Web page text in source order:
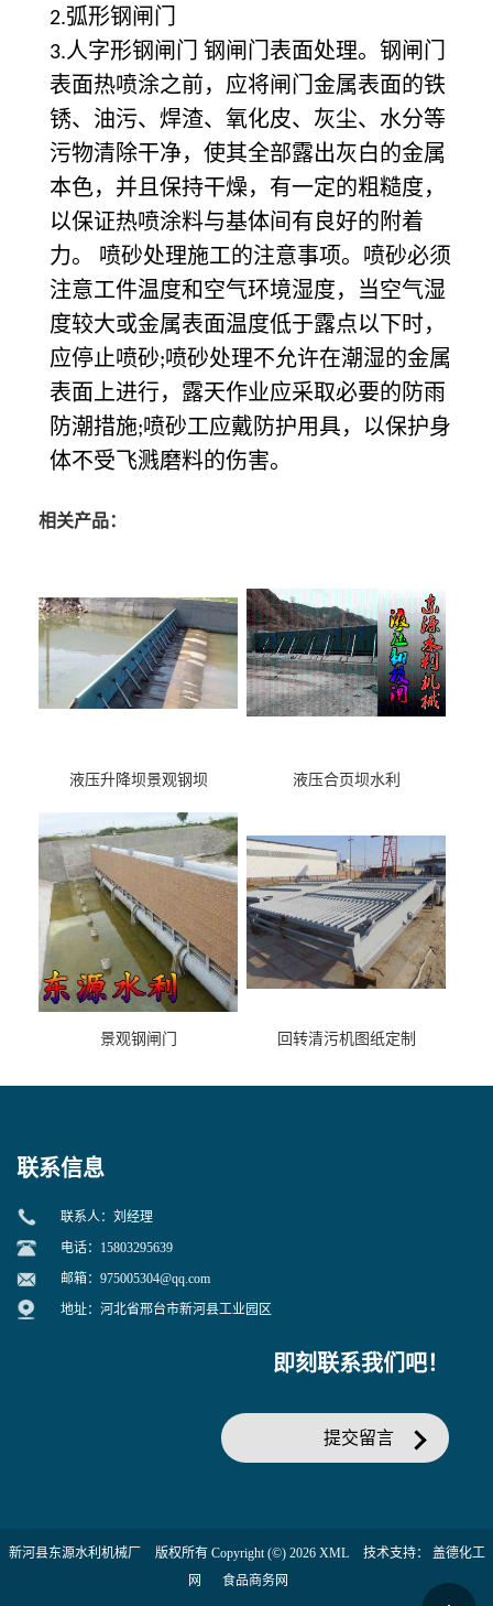
2.弧形钢闸门
3.人字形钢闸门 钢闸门表面处理。钢闸门
表面热喷涂之前，应将闸门金属表面的铁
锈、油污、焊渣、氧化皮、灰尘、水分等
污物清除干净，使其全部露出灰白的金属
本色，并且保持干燥，有一定的粗糙度，
以保证热喷涂料与基体间有良好的附着
力。 喷砂处理施工的注意事项。喷砂必须
注意工件温度和空气环境湿度，当空气湿
度较大或金属表面温度低于露点以下时，
应停止喷砂;喷砂处理不允许在潮湿的金属
表面上进行，露天作业应采取必要的防雨
防潮措施;喷砂工应戴防护用具，以保护身
体不受飞溅磨料的伤害。
相关产品：
液压升降坝景观钢坝 液压合页坝水利
景观钢闸门 回转清污机图纸定制
联系信息
联系人：刘经理
电话：15803295639
邮箱： 975005304@qq.com
地址：河北省邢台市新河县工业园区
即刻联系我们吧！
提交留言
新河县东源水利机械厂 版权所有 Copyright (©) 2026 XML 技术支持： 盖德化工
网
食品商务网